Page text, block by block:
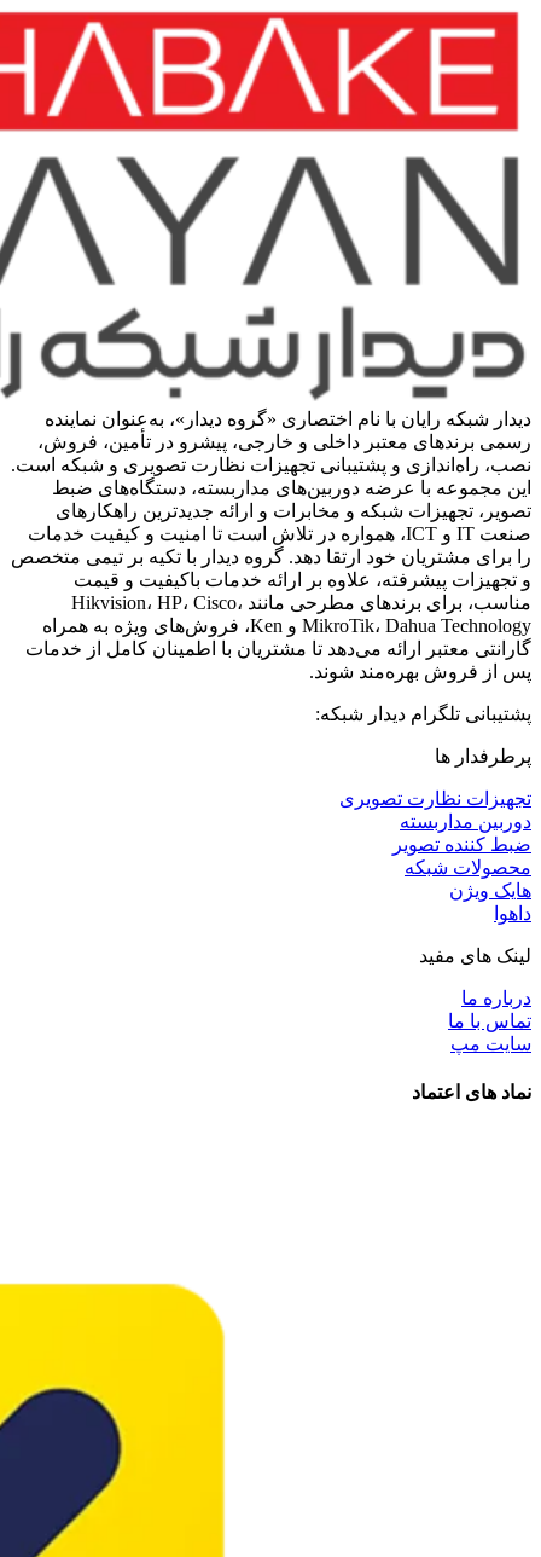
دیدار شبکه رایان با نام اختصاری «گروه دیدار»، به‌عنوان نماینده
رسمی برندهای معتبر داخلی و خارجی، پیشرو در تأمین، فروش،
نصب، راه‌اندازی و پشتیبانی تجهیزات نظارت تصویری و شبکه است.
این مجموعه با عرضه دوربین‌های مداربسته، دستگاه‌های ضبط
تصویر، تجهیزات شبکه و مخابرات و ارائه جدیدترین راهکارهای
صنعت IT و ICT، همواره در تلاش است تا امنیت و کیفیت خدمات
را برای مشتریان خود ارتقا دهد. گروه دیدار با تکیه بر تیمی متخصص
و تجهیزات پیشرفته، علاوه بر ارائه خدمات باکیفیت و قیمت
مناسب، برای برندهای مطرحی مانند Hikvision، HP، Cisco،
MikroTik، Dahua Technology و Ken، فروش‌های ویژه به همراه
گارانتی معتبر ارائه می‌دهد تا مشتریان با اطمینان کامل از خدمات
پس از فروش بهره‌مند شوند.
پشتیبانی تلگرام دیدار شبکه:
پرطرفدار ها
تجهیزات نظارت تصویری
دوربین مداربسته
ضبط کننده تصویر
محصولات شبکه
هایک ویژن
داهوا
لینک های مفید
درباره ما
تماس با ما
سایت مپ
نماد های اعتماد